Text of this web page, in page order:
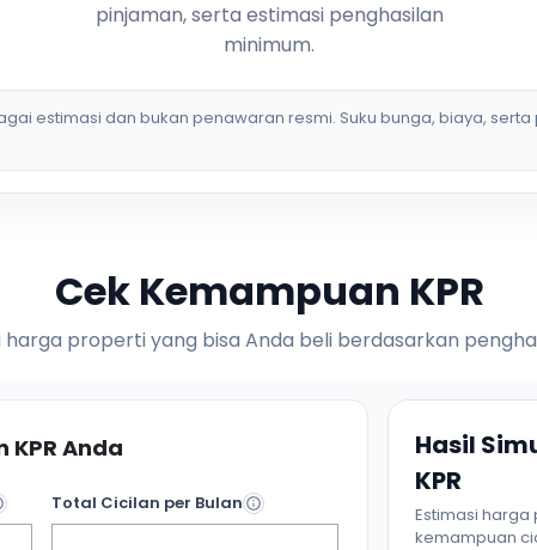
pinjaman, serta estimasi penghasilan
minimum.
estimasi dan bukan penawaran resmi. Suku bunga, biaya,
Cek Kemampuan KPR
harga properti yang bisa Anda beli berdasarkan
Anda
Total Cicilan per Bulan
Hasil
KPR
Estimasi
kemampuan